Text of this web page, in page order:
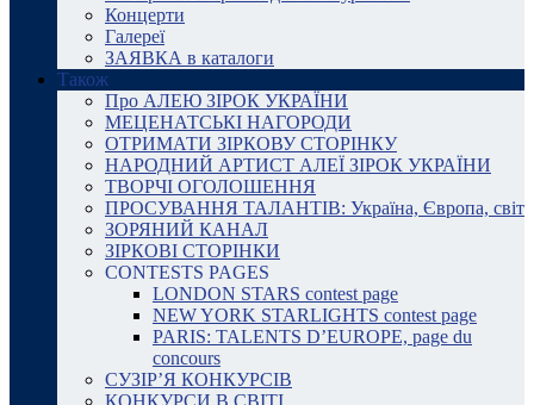
Концерти
Галереї
ЗАЯВКА в каталоги
Також
Про АЛЕЮ ЗІРОК УКРАЇНИ
МЕЦЕНАТСЬКІ НАГОРОДИ
ОТРИМАТИ ЗІРКОВУ СТОРІНКУ
НАРОДНИЙ АРТИСТ АЛЕЇ ЗІРОК УКРАЇНИ
ТВОРЧІ ОГОЛОШЕННЯ
ПРОСУВАННЯ ТАЛАНТІВ: Україна, Європа, світ
ЗОРЯНИЙ КАНАЛ
ЗІРКОВІ СТОРІНКИ
CONTESTS PAGES
LONDON STARS contest page
NEW YORK STARLIGHTS contest page
PARIS: TALENTS D’EUROPE, page du
concours
СУЗІР’Я КОНКУРСІВ
КОНКУРСИ В СВІТІ